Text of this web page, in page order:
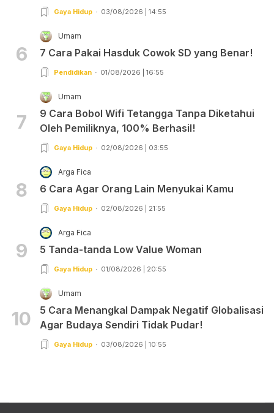
Gaya Hidup 03/08/2026 | 14:55
6
Umam
7 Cara Pakai Hasduk Cowok SD yang Benar!
Pendidikan 01/08/2026 | 16:55
7
Umam
9 Cara Bobol Wifi Tetangga Tanpa Diketahui
Oleh Pemiliknya, 100% Berhasil!
Gaya Hidup 02/08/2026 | 03:55
8
Arga Fica
6 Cara Agar Orang Lain Menyukai Kamu
Gaya Hidup 02/08/2026 | 21:55
9
Arga Fica
5 Tanda-tanda Low Value Woman
Gaya Hidup 01/08/2026 | 20:55
10
Umam
5 Cara Menangkal Dampak Negatif Globalisasi
Agar Budaya Sendiri Tidak Pudar!
Gaya Hidup 03/08/2026 | 10:55